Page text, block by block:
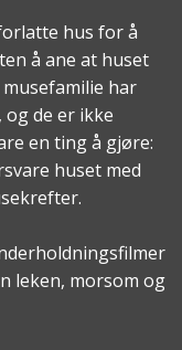
hus for å
å ane at huset
har
de er ikke
en ting å gjøre:
huset med
leken, morsom og